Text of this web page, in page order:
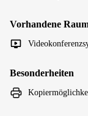
Vorhandene
Besonderheiten